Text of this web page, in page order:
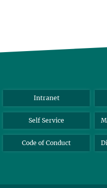
Intranet
Self Service
Code of Conduct